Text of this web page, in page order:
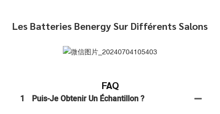
Les Batteries Benergy Sur Différents Salons
FAQ
1 Puis-Je Obtenir Un Échantillon ?